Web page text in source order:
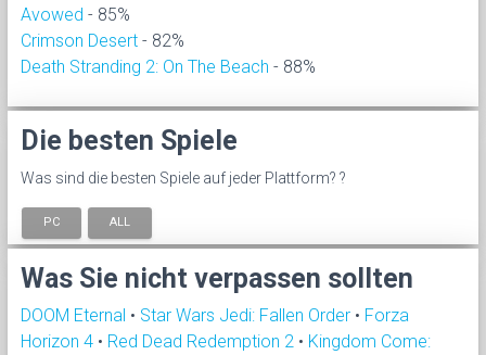
Avowed - 85%
Crimson Desert - 82%
Death Stranding 2: On The Beach - 88%
Die besten Spiele
Was sind die besten Spiele auf jeder Plattform? ?
PC ALL
Was Sie nicht verpassen sollten
DOOM Eternal • Star Wars Jedi: Fallen Order • Forza
Horizon 4 • Red Dead Redemption 2 • Kingdom Come: